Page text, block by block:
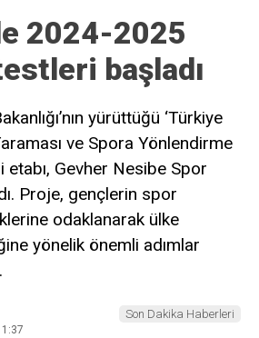
2024-2025
başladı
yürüttüğü ‘Türkiye
ve Spora Yönlendirme
etabı, Gevher Nesibe Spor
Proje, gençlerin spor
odaklanarak ülke
yönelik önemli adımlar
Son Dakika Haberleri